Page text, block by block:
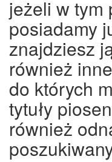
jeżeli w tym
posiadamy
znajdziesz
również
do których
tytuły
również